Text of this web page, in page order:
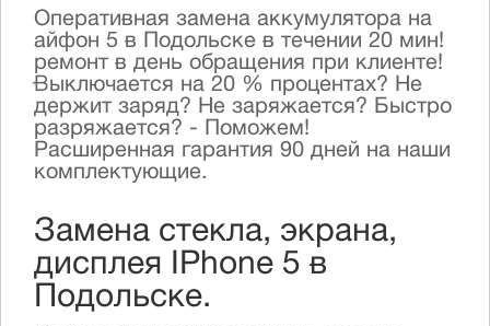
Оперативная замена аккумулятора на
айфон 5 в Подольске в течении 20 мин!
ремонт в день обращения при клиенте!
Выключается на 20 % процентах? Не
держит заряд? Не заряжается? Быстро
разряжается? - Поможем!
Расширенная гарантия 90 дней на наши
комплектующие.
Замена стекла, экрана,
дисплея IPhone 5 в
Подольске.